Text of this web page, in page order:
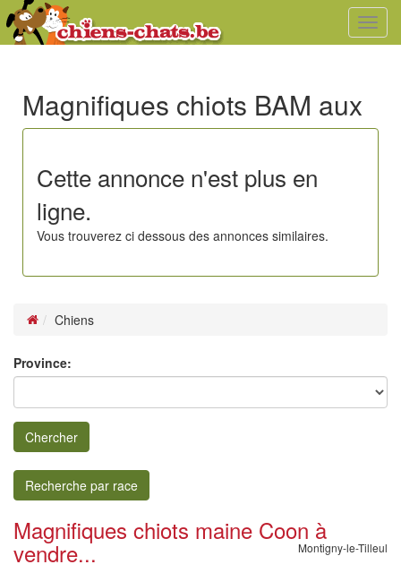
Magnifiques chiots BAM aux
Cette annonce n'est plus en
ligne.
Vous trouverez ci dessous des annonces similaires.
Chiens
Province:
Chercher
Recherche par race
Magnifiques chiots maine Coon à
vendre... Montigny-le-Tilleul